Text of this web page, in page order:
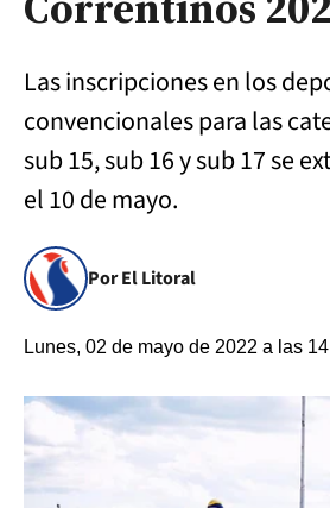
Las inscripciones en los
convencionales para las
sub 15, sub 16 y sub 17 se
el 10 de mayo.
Por El Litoral
Lunes, 02 de mayo de 2022 a las